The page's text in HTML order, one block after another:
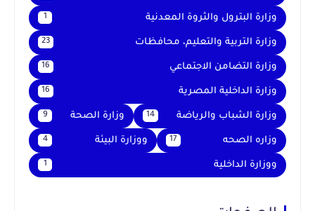
وزارة البترول والثروة المعدنية 1
وزارة التربية والتعليم، محافظات 23
وزارة التضامن الاجتماعي 16
وزارة الداخلية المصرية 16
وزارة الشباب والرياضة 14 وزارة الصحة 9
وزاره الصحه 17 ووزارة البيئة 4
ووزارة الداخلية 1